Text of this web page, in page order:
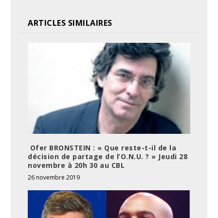
ARTICLES SIMILAIRES
Ofer BRONSTEIN : « Que reste-t-il de la
décision de partage de l’O.N.U. ? » Jeudi 28
novembre à 20h 30 au CBL
26 novembre 2019